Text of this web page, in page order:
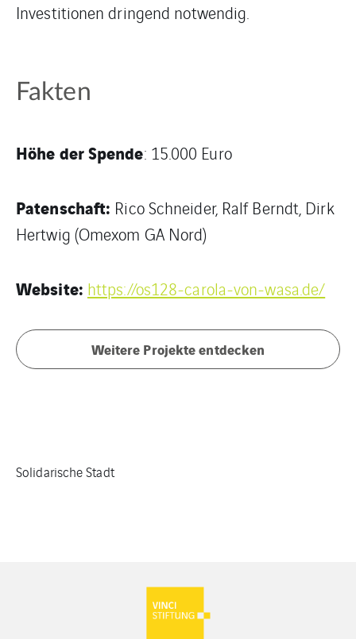
Investitionen dringend notwendig.
Fakten
Höhe der Spende: 15.000 Euro
Patenschaft: Rico Schneider, Ralf Berndt, Dirk
Hertwig (Omexom GA Nord)
Website: https://os128-carola-von-wasa.de/
Weitere Projekte entdecken
Solidarische Stadt